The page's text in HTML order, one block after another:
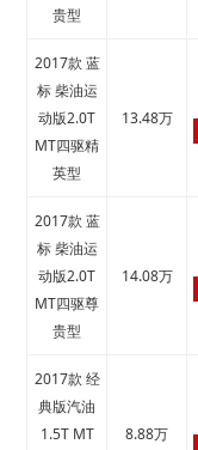
贵型
2017款 蓝
标 柴油运
动版2.0T
MT四驱精
英型
13.48万
2017款 蓝
标 柴油运
动版2.0T
MT四驱尊
贵型
14.08万
2017款 经
典版汽油
1.5T MT
8.88万